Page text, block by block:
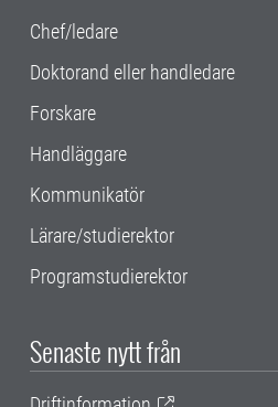
Chef/ledare
Doktorand eller handledare
Forskare
Handläggare
Kommunikatör
Lärare/studierektor
Programstudierektor
Senaste nytt från